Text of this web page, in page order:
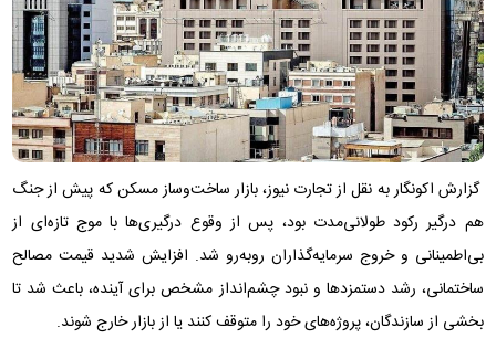
گزارش اکونگار به نقل از تجارت نیوز، بازار ساخت‌وساز مسکن که پیش از جنگ
هم درگیر رکود طولانی‌مدت بود، پس از وقوع درگیری‌ها با موج تازه‌ای از
بی‌اطمینانی و خروج سرمایه‌گذاران روبه‌رو شد. افزایش شدید قیمت مصالح
ساختمانی، رشد دستمزدها و نبود چشم‌انداز مشخص برای آینده، باعث شد تا
بخشی از سازندگان، پروژه‌های خود را متوقف کنند یا از بازار خارج شوند.